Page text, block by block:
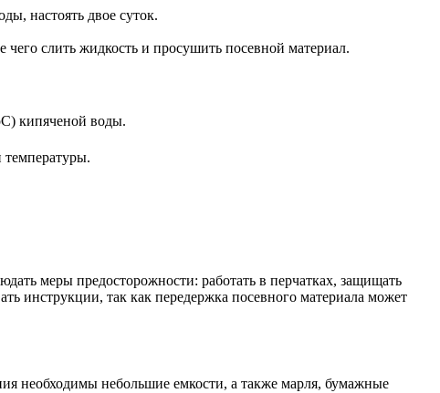
настоять двое суток.
слить жидкость и просушить посевной материал.
кипяченой воды.
температуры.
меры предосторожности: работать в перчатках, защищать
инструкции, так как передержка посевного материала может
необходимы небольшие емкости, а также марля, бумажные